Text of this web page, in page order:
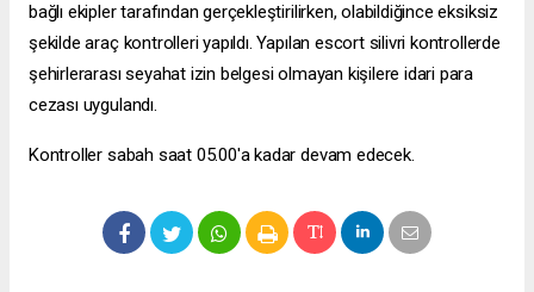
bağlı ekipler tarafından gerçekleştirilirken, olabildiğince eksiksiz
şekilde araç kontrolleri yapıldı. Yapılan escort silivri kontrollerde
şehirlerarası seyahat izin belgesi olmayan kişilere idari para
cezası uygulandı.
Kontroller sabah saat 05.00'a kadar devam edecek.